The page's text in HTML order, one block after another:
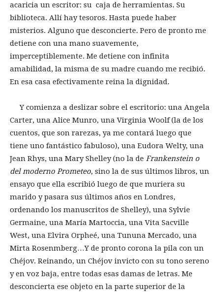
acaricia un escritor: su caja de herramientas. Su
biblioteca. Allí hay tesoros. Hasta puede haber
misterios. Alguno que desconcierte. Pero de pronto me
detiene con una mano suavemente,
imperceptiblemente. Me detiene con infinita
amabilidad, la misma de su madre cuando me recibió.
En esa casa efectivamente reina la dignidad.
Y comienza a deslizar sobre el escritorio: una Angela
Carter, una Alice Munro, una Virginia Woolf (la de los
cuentos, que son rarezas, ya me contará luego que
tiene uno fantástico fabuloso), una Eudora Welty, una
Jean Rhys, una Mary Shelley (no la de Frankenstein o
del moderno Prometeo, sino la de sus últimos libros, un
ensayo que ella escribió luego de que muriera su
marido y pasara sus últimos años en Londres,
ordenando los manuscritos de Shelley), una Sylvie
Germaine, una María Martoccia, una Vita Sacville
West, una Elvira Orpheé, una Tununa Mercado, una
Mirta Rosenmberg…Y de pronto corona la pila con un
Chéjov. Reinando, un Chéjov invicto con su tono sereno
y en voz baja, entre todas esas damas de letras. Me
desconcierta ese objeto en la parte superior de la